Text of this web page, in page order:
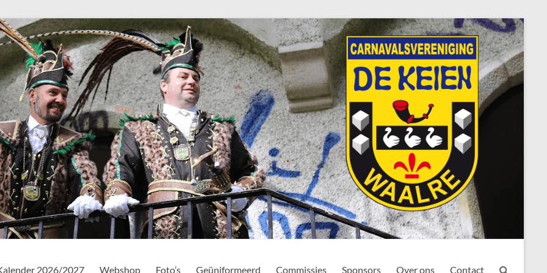
2026/2027 Webshop Foto’s Geüniformeerd Commissies Sponsors Over ons Contact